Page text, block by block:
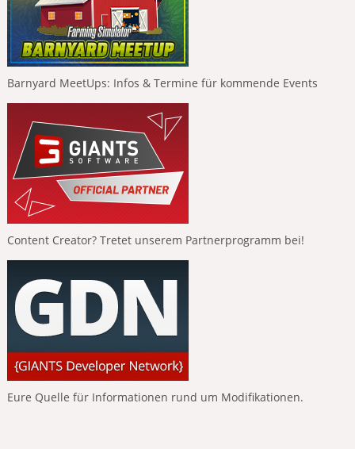
Barnyard MeetUps: Infos & Termine für kommende Events
Content Creator? Tretet unserem Partnerprogramm bei!
Eure Quelle für Informationen rund um Modifikationen.